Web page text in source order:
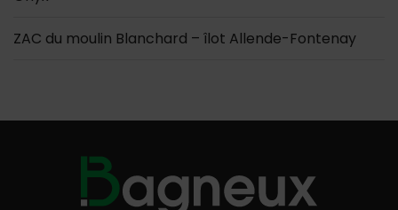
ZAC du moulin Blanchard – îlot Allende-Fontenay